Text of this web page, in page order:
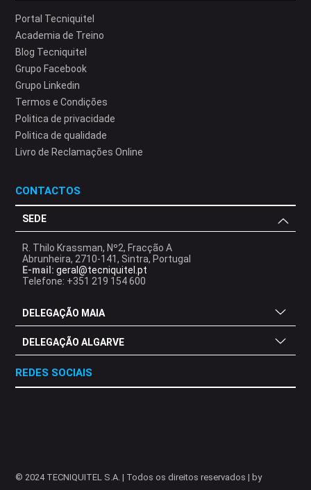
Portal Tecniquitel
Academia de Treino
Blog Tecniquitel
Grupo Facebook
Grupo Linkedin
Termos e Condições
Politica de privacidade
Politica de qualidade
Livro de Reclamações Online
CONTACTOS
SEDE
R. Thilo Krassman, Nº2, Fracção A
Abrunheira, 2710-141, Sintra, Portugal
E-mail: geral@tecniquitel.pt
Telefone: +351 219 154 600
DELEGAÇÃO MAIA
DELEGAÇÃO ALGARVE
REDES SOCIAIS
© 2024 TECNIQUITEL S.A. | Todos os direitos reservados | by